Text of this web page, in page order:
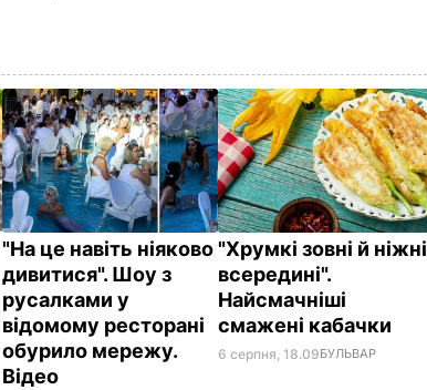
"На це навіть ніяково
дивитися". Шоу з
русалками у
відомому ресторані
обурило мережу.
Відео
"Хрумкі зовні й ніжні
всередині".
Найсмачніші
смажені кабачки
6 серпня, 18.09БУЛЬВАР